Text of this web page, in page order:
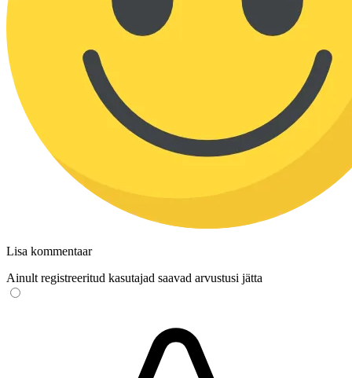
Lisa kommentaar
Ainult registreeritud kasutajad saavad arvustusi jätta